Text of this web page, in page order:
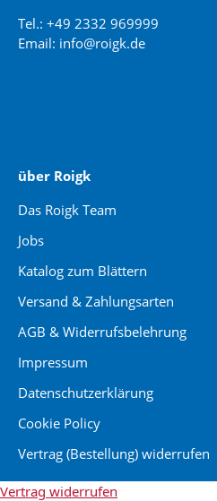
Tel.: +49 2332 969999
Email: info@roigk.de
über Roigk
Das Roigk Team
Jobs
Katalog zum Blättern
Versand & Zahlungsarten
AGB & Widerrufsbelehrung
Impressum
Datenschutzerklärung
Cookie Policy
Vertrag (Bestellung) widerrufen
Vertrag widerrufen